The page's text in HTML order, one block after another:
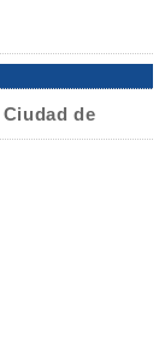
de